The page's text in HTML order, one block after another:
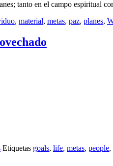
tanto en el campo espiritual
, material, metas, paz, planes,
Etiquetas goals, life, metas, people,